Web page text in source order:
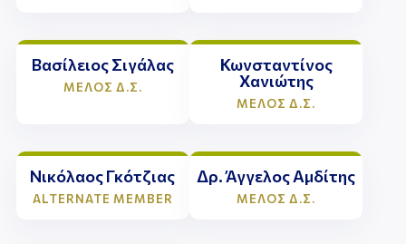
Βασίλειος Σιγάλας
ΜΕΛΟΣ Δ.Σ.
Κωνσταντίνος
Χανιώτης
ΜΕΛΟΣ Δ.Σ.
Νικόλαος Γκότζιας
ALTERNATE MEMBER
Δρ. Άγγελος Αμδίτης
ΜΕΛΟΣ Δ.Σ.